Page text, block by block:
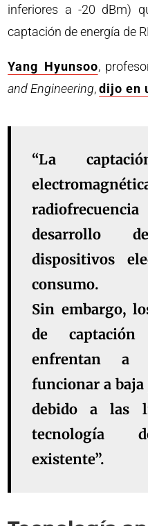
inferiores a -20 dBm)
captación de energía de
Yang Hyunsoo,
and Engineering,dijo en
“La
desarrollo
dispositivos
consumo.
Sin embargo,
de
enfrentan a
funcionar a
debido a las
tecnología
existente”.